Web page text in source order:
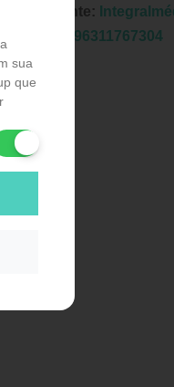
sua
que
Fabricante:
7896311767304